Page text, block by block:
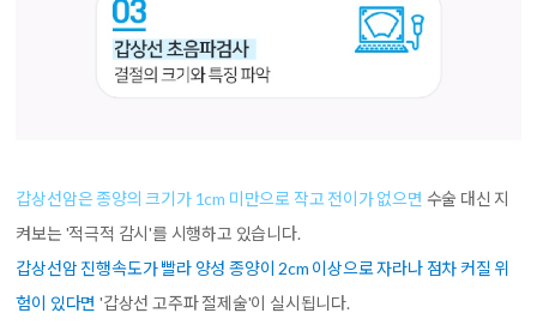
갑상선암은 종양의 크기가 1cm 미만으로 작고 전이가 없으면 수술 대신 지
켜보는 '적극적 감시'를 시행하고 있습니다.
갑상선암 진행속도가 빨라 양성 종양이 2cm 이상으로 자라나 점차 커질 위
험이 있다면'갑상선 고주파 절제술'이 실시됩니다.